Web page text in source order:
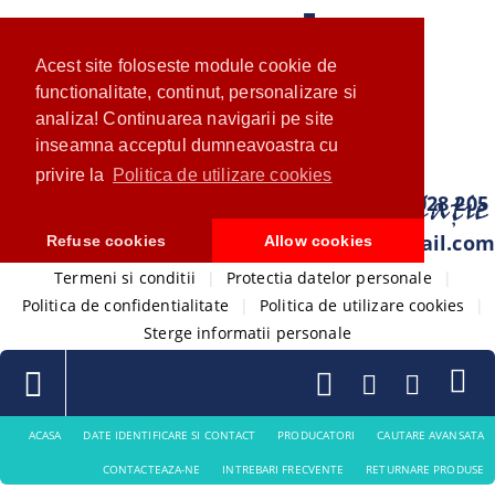
Acest site foloseste module cookie de
functionalitate, continut, personalizare si
analiza! Continuarea navigarii pe site
inseamna acceptul dumneavoastra cu
privire la
Politica de utilizare cookies
Refuse cookies Allow cookies
0733 028 205
com.ventistore@gmail.com
Termeni si conditii Protectia datelor personale
Politica de confidentialitate
Politica de utilizare cookies
Sterge informatii personale
ACASA DATE IDENTIFICARE SI CONTACT PRODUCATORI CAUTARE AVANSATA
CONTACTEAZA-NE INTREBARI FRECVENTE RETURNARE PRODUSE